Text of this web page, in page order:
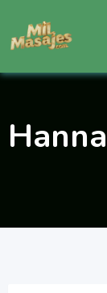
contenido